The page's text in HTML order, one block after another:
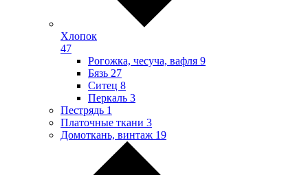
Хлопок
47
Рогожка, чесуча, вафля 9
Бязь 27
Ситец 8
Перкаль 3
Пестрядь 1
Платочные ткани 3
Домоткань, винтаж 19